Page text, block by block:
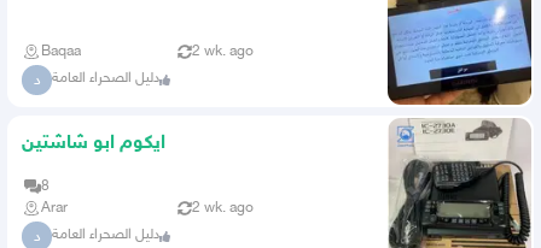
Baqaa 2 wk. ago
د دليل الصحراء العامة
ايكوم ابو شاشتين
8
Arar
2 wk. ago
د دليل الصحراء العامة